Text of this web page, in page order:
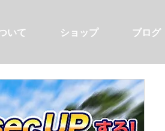
いて ショップ ブログ